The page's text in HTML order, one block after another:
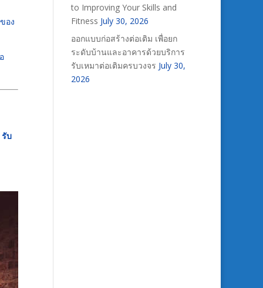
อง
รับ
to Improving Your Skills and
Fitness July 30, 2026
ออกแบบก่อสร้างต่อเติม เพื่อยก
ระดับบ้านและอาคารด้วยบริการ
รับเหมาต่อเติมครบวงจร July 30,
2026